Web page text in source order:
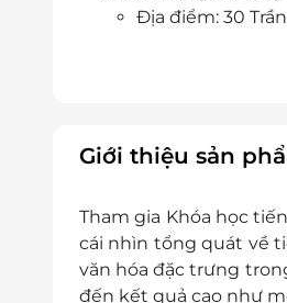
Địa điểm: 30
E-Voucher/E-
Giới thiệu sản
Tham gia Khóa học
cái nhìn tổng quát về
văn hóa đặc trưng
đến kết quả cao như